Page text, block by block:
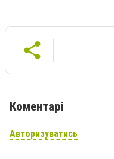
Коментарі
Авторизуватись